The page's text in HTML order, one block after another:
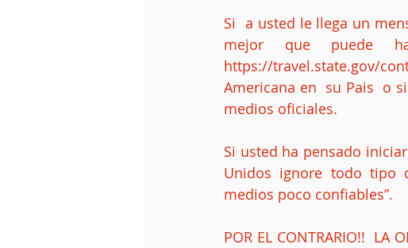
Si  a usted le llega un
mejor que puede
https://travel.state.gov/
Americana en  su Pais  o
medios oficiales.
Si usted ha pensado
Unidos ignore todo tipo
medios poco confiables”.
POR EL CONTRARIO!!  LA